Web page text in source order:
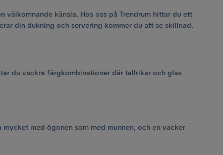
känsla. Hos oss på Trendrum hittar du ett
din dukning och servering kommer du att se skillnad.
du vackra färgkombinationer där tallrikar och glas
med ögonen som med munnen, och en vacker